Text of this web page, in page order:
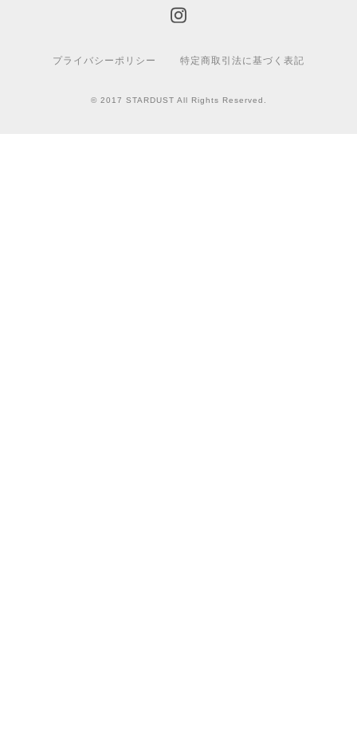
プライバシーポリシー 特定商取引法に基づく表記
© 2017 STARDUST All Rights Reserved.